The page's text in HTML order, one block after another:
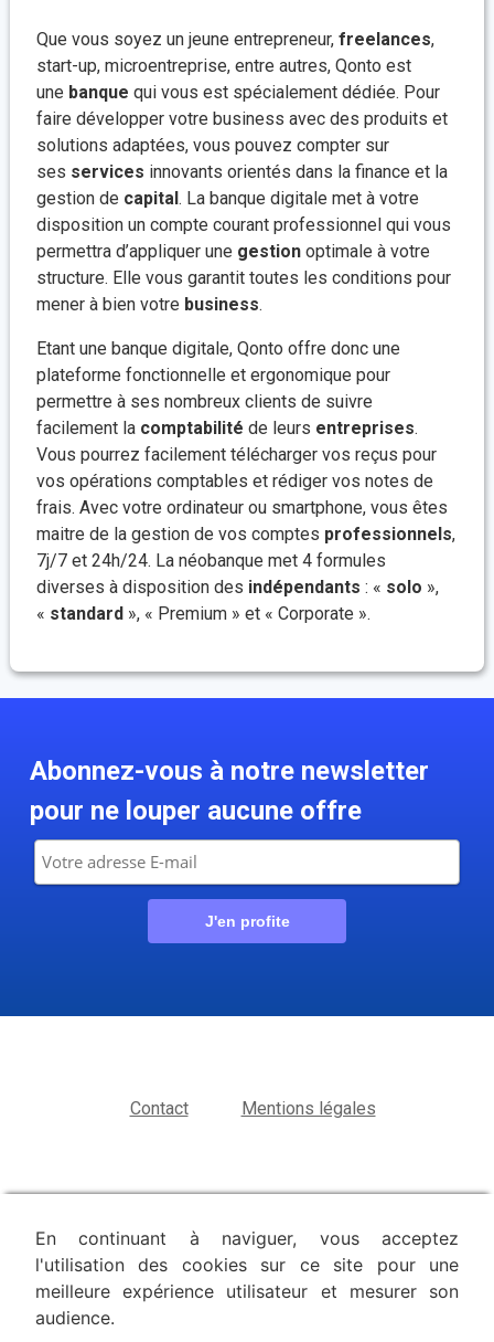
Que vous soyez un jeune entrepreneur, freelances,
start-up, microentreprise, entre autres, Qonto est
une banque qui vous est spécialement dédiée. Pour
faire développer votre business avec des produits et
solutions adaptées, vous pouvez compter sur
ses services innovants orientés dans la finance et la
gestion de capital. La banque digitale met à votre
disposition un compte courant professionnel qui vous
permettra d’appliquer une gestion optimale à votre
structure. Elle vous garantit toutes les conditions pour
mener à bien votre business.
Etant une banque digitale, Qonto offre donc une
plateforme fonctionnelle et ergonomique pour
permettre à ses nombreux clients de suivre
facilement la comptabilité de leurs entreprises.
Vous pourrez facilement télécharger vos reçus pour
vos opérations comptables et rédiger vos notes de
frais. Avec votre ordinateur ou smartphone, vous êtes
maitre de la gestion de vos comptes professionnels,
7j/7 et 24h/24. La néobanque met 4 formules
diverses à disposition des indépendants : « solo »,
« standard », « Premium » et « Corporate ».
Abonnez-vous à notre newsletter
pour ne louper aucune offre
Contact Mentions légales
En continuant à naviguer, vous acceptez
l'utilisation des cookies sur ce site pour une
meilleure expérience utilisateur et mesurer son
audience.